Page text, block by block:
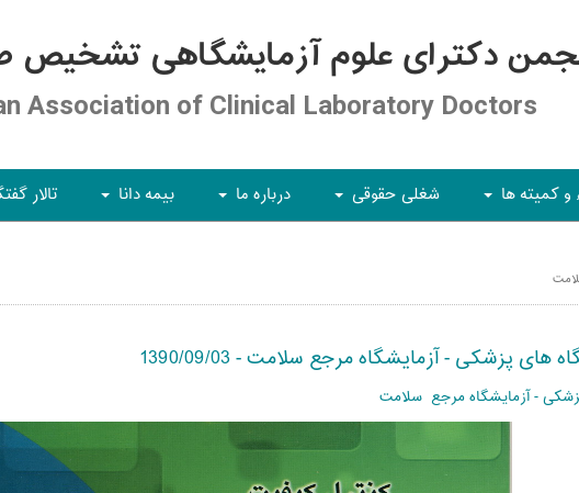
دکترای علوم آزمایشگاهی تشخیص
Association of Clinical Laboratory Doctors
و کمیته ها شغلی حقوقی درباره ما بیمه دانا تالار
پزشکی - آزمایشگاه مرجع سلامت - 1390/09/03
- آزمایشگاه مرجع سلامت